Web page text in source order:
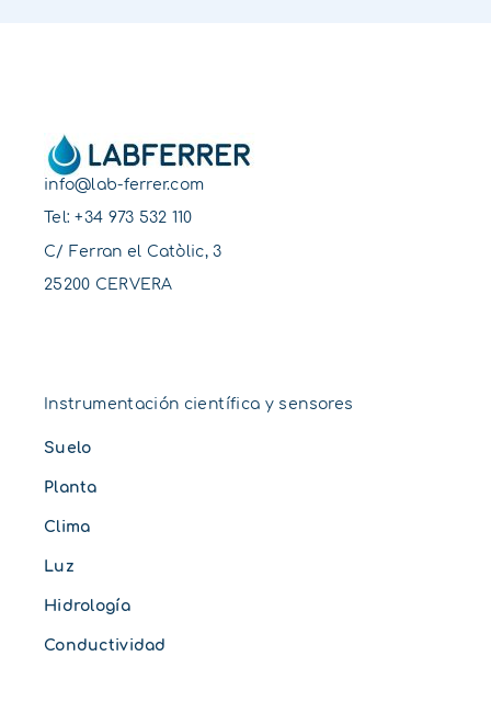
info@lab-ferrer.com
Tel:+34 973 532 110
C/ Ferran el Catòlic, 3
25200 CERVERA
Instrumentación científica y sensores
Suelo
Planta
Clima
Luz
Hidrología
Conductividad